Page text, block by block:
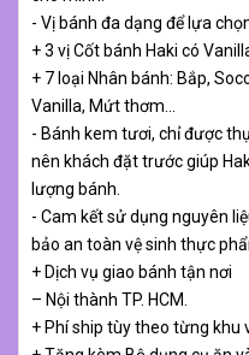
- Vị bánh đa dạng để lựa
+ 3 vị Cốt bánh Haki có
+ 7 loại Nhân bánh: Bắp,
Vanilla, Mứt thơm…
- Bánh kem tươi, chỉ được
nên khách đặt trước giúp
lượng bánh.
- Cam kết sử dụng nguyên
bảo an toàn vệ sinh thực
+ Dịch vụ giao bánh tận nơi
– Nội thành TP. HCM.
+ Phí ship tùy theo từng khu